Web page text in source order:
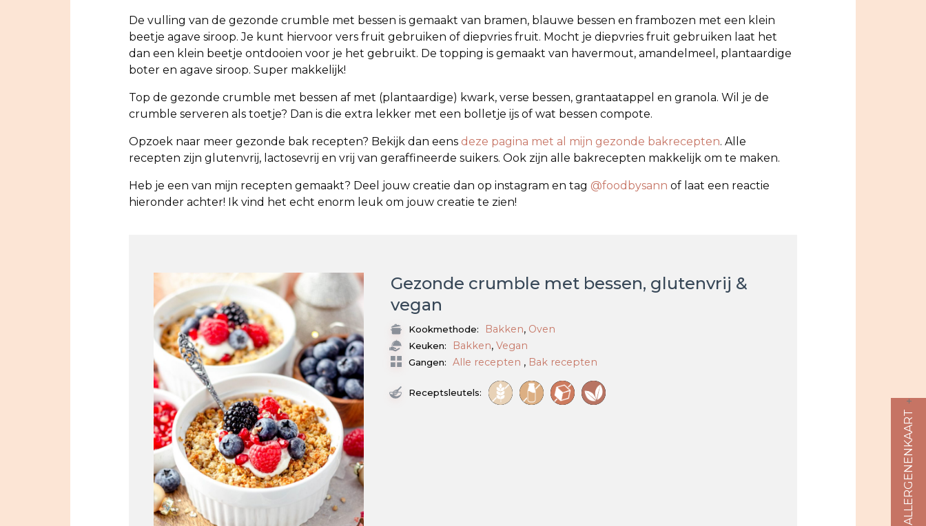
ALLERGENENKAART
De vulling van de gezonde crumble met bessen is gemaakt van bramen, blauwe bessen en frambozen met een klein
beetje agave siroop. Je kunt hiervoor vers fruit gebruiken of diepvries fruit. Mocht je diepvries fruit gebruiken laat het
dan een klein beetje ontdooien voor je het gebruikt. De topping is gemaakt van havermout, amandelmeel, plantaardige
boter en agave siroop. Super makkelijk!
Top de gezonde crumble met bessen af met (plantaardige) kwark, verse bessen, grantaatappel en granola. Wil je de
crumble serveren als toetje? Dan is die extra lekker met een bolletje ijs of wat bessen compote.
Opzoek naar meer gezonde bak recepten? Bekijk dan eens deze pagina met al mijn gezonde bakrecepten. Alle
recepten zijn glutenvrij, lactosevrij en vrij van geraffineerde suikers. Ook zijn alle bakrecepten makkelijk om te maken.
Heb je een van mijn recepten gemaakt? Deel jouw creatie dan op instagram en tag @foodbysann of laat een reactie
hieronder achter! Ik vind het echt enorm leuk om jouw creatie te zien!
Gezonde crumble met bessen, glutenvrij &
vegan
Kookmethode: Bakken, Oven
Keuken: Bakken,Vegan
Gangen: Alle recepten , Bak recepten
Receptsleutels: